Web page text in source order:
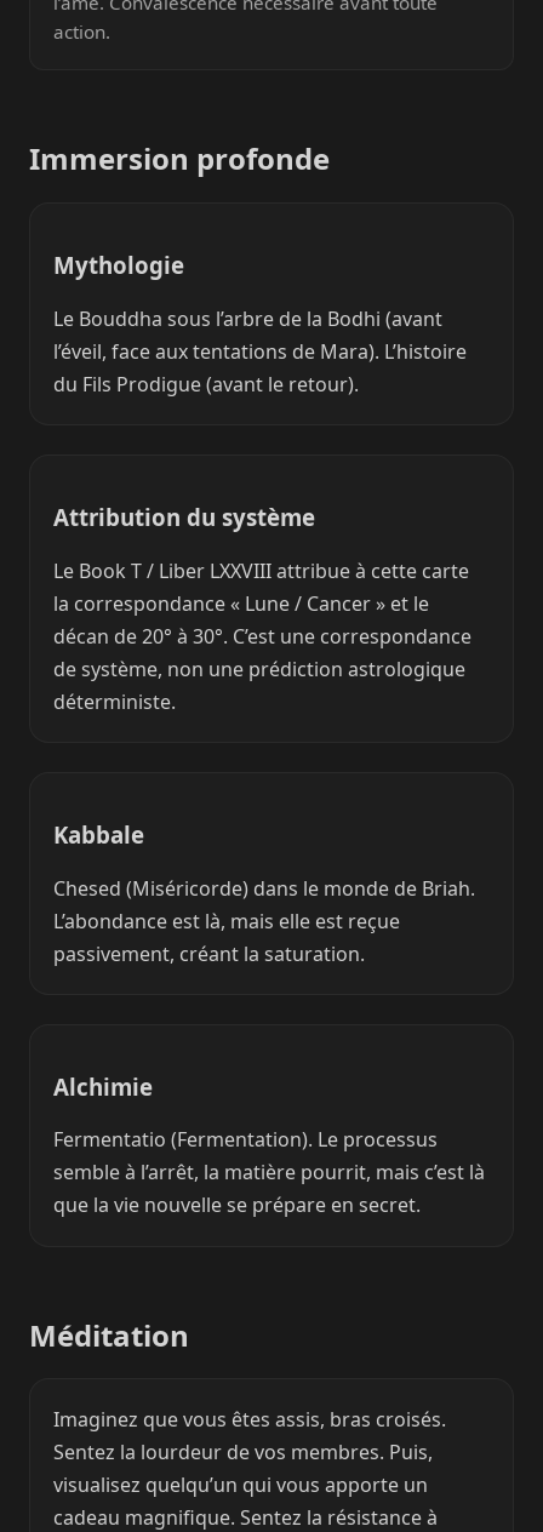
action.
Immersion profonde
Mythologie
Le Bouddha sous l’arbre de la Bodhi (avant
l’éveil, face aux tentations de Mara). L’histoire
du Fils Prodigue (avant le retour).
Attribution du système
Le Book T / Liber LXXVIII attribue à cette carte
la correspondance « Lune / Cancer » et le
décan de 20° à 30°. C’est une correspondance
de système, non une prédiction astrologique
déterministe.
Kabbale
Chesed (Miséricorde) dans le monde de Briah.
L’abondance est là, mais elle est reçue
passivement, créant la saturation.
Alchimie
Fermentatio (Fermentation). Le processus
semble à l’arrêt, la matière pourrit, mais c’est là
que la vie nouvelle se prépare en secret.
Méditation
Imaginez que vous êtes assis, bras croisés.
Sentez la lourdeur de vos membres. Puis,
visualisez quelqu’un qui vous apporte un
cadeau magnifique. Sentez la résistance à